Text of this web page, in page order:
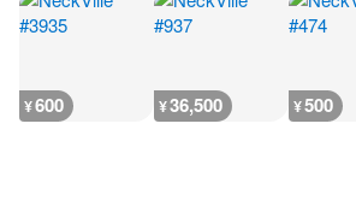
¥600 ¥36,500 ¥500